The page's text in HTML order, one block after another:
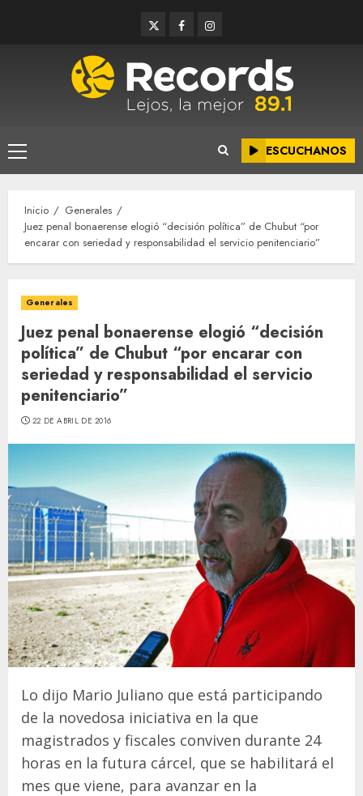
TwitterFacebookInstagram
Menú
principal
ESCUCHANOS
Inicio
Generales
Juez penal bonaerense elogió “decisión política” de Chubut “por
encarar con seriedad y responsabilidad el servicio penitenciario”
Generales
Juez penal bonaerense elogió “decisión
política” de Chubut “por encarar con
seriedad y responsabilidad el servicio
penitenciario”
22 DE ABRIL DE 2016
Lo dijo Mario Juliano que está participando
de la novedosa iniciativa en la que
magistrados y fiscales conviven durante 24
horas en la futura cárcel, que se habilitará el
mes que viene, para avanzar en la